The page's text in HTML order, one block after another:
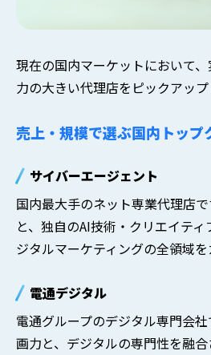
現在の国内マーケットにおいて
力の大きい代理店をピックアップ
売上・規模で選ぶ国内トップ
サイバーエージェント
国内最大手のネット専業代理店
と、独自のAI技術・クリエイテ
ジタルマーケティングの全領域を
電通デジタル
電通グループのデジタル専門会
画力と、デジタルの専門性を融